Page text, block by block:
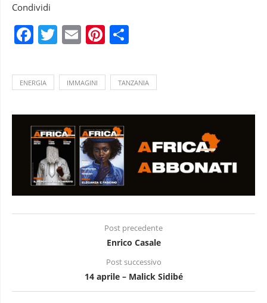
Condividi
Facebook
Twitter
EmailPinterest
ENERGIA IMMAGINI TANZANIA
Post precedente
Enrico Casale
Post successivo
14 aprile – Malick Sidibé